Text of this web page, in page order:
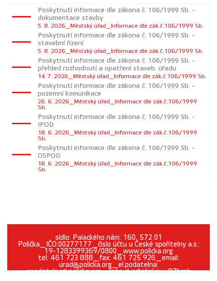
Poskytnutí informace dle zákona č. 106/1999 Sb. -
dokumentace stavby
5. 8. 2026_Městský úřad_Informace dle zák.č.106/1999 Sb.
Poskytnutí informace dle zákona č. 106/1999 Sb. -
stavební řízení
5. 8. 2026_Městský úřad_Informace dle zák.č.106/1999 Sb.
Poskytnutí informace dle zákona č. 106/1999 Sb. -
přehled rozhodnutí a opatření staveb. úřadu
14. 7. 2026_Městský úřad_Informace dle zák.č.106/1999 Sb.
Poskytnutí informace dle zákona č. 106/1999 Sb. -
pozemní komunikace
26. 6. 2026_Městský úřad_Informace dle zák.č.106/1999
Sb.
Poskytnutí informace dle zákona č. 106/1999 Sb. -
IPOD
18. 6. 2026_Městský úřad_Informace dle zák.č.106/1999
Sb.
Poskytnutí informace dle zákona č. 106/1999 Sb. -
OSPOD
18. 6. 2026_Městský úřad_Informace dle zák.č.106/1999
Sb.
sídlo: Palackého nám. 160, 572 01
Polička_IČO:00277177_číslo účtu u České spořitelny a.s.:
19-1283399369/0800_www.policka.org
tel: 461 723 888_fax: 461 725 926_email:
urad@policka.org_el.podatelna:
epodatelna@policka.org_datová schránka: w87brph